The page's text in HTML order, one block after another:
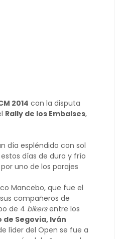
2014 con la disputa
Rally de los Embalses,
día espléndido con sol
días de duro y frío
uno de los parajes
Mancebo, que fue el
compañeros de
de 4 bikersentre los
de Segovia, Iván
líder del Open se fue a